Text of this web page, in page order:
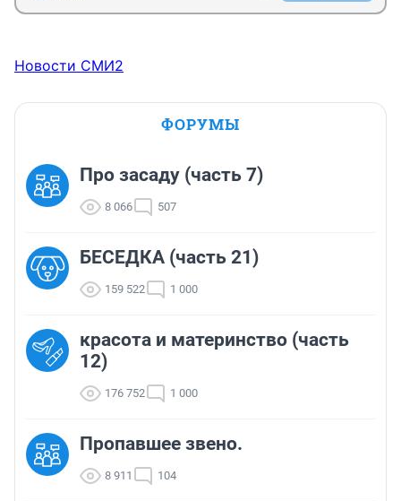
Новости СМИ2
ФОРУМЫ
Про засаду (часть 7)
8 066 507
БЕСЕДКА (часть 21)
159 522 1 000
красота и материнство (часть
12)
176 752 1 000
Пропавшее звено.
8 911 104